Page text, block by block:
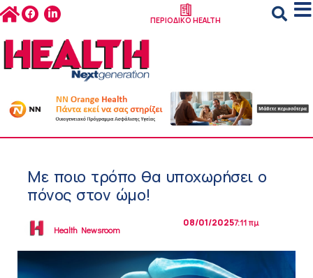
ΠΕΡΙΟΔΙΚΟ HEALTH
Με ποιο τρόπο θα υποχωρήσει ο
πόνος στον ώμο!
Health Newsroom
08/01/20257:11 πμ